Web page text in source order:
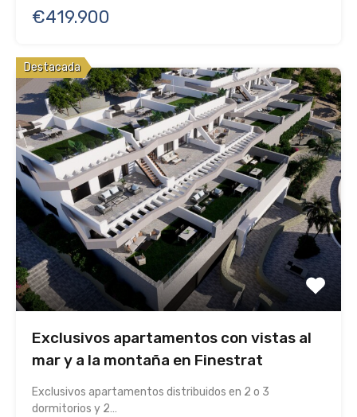
€419.900
Destacada
Exclusivos apartamentos con vistas al
mar y a la montaña en Finestrat
Exclusivos apartamentos distribuidos en 2 o 3
dormitorios y 2…